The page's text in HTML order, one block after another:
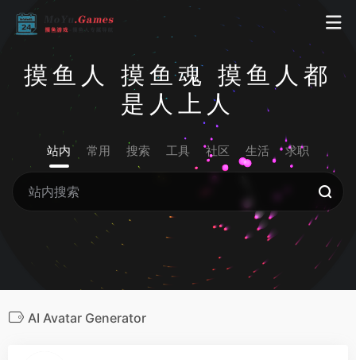
摸鱼人 摸鱼魂 摸鱼人都
是人上人
站内 常用 搜索 工具 社区 生活 求职
AI Avatar Generator